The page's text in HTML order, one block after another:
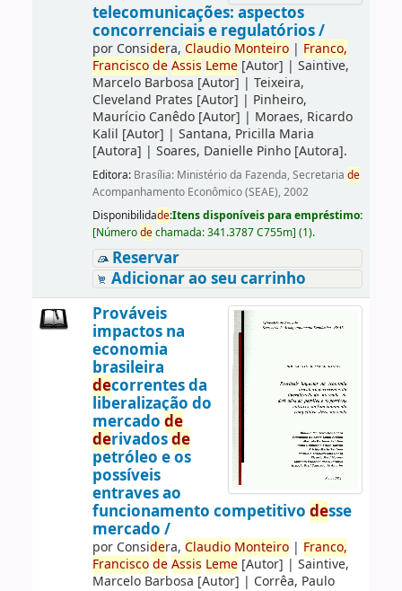
telecomunicações: aspectos
concorrenciais e regulatórios /
por Considera, Claudio Monteiro| Franco,
Francisco de Assis Leme[Autor] | Saintive,
Marcelo Barbosa [Autor] | Teixeira,
Cleveland Prates [Autor] | Pinheiro,
Maurício Canêdo[Autor] | Moraes, Ricardo
Kalil [Autor] | Santana, Pricilla Maria
[Autora] | Soares, Danielle Pinho[Autora].
Editora: Brasília: Ministério da Fazenda, Secretaria de
Acompanhamento Econômico (SEAE), 2002
Disponibilidade:Itens disponíveis para empréstimo:
[Númerodechamada:341.3787 C755m] (1).
Reservar
Adicionar ao seu carrinho
Prováveis
impactos na
economia
brasileira
decorrentes da
liberalização do
mercado de
derivadosde
petróleo e os
possíveis
entraves ao
funcionamento competitivo desse
mercado /
por Considera, Claudio Monteiro| Franco,
Francisco de Assis Leme[Autor] | Saintive,
Marcelo Barbosa [Autor] | Corrêa, Paulo